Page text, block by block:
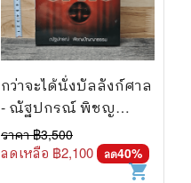
กว่าจะได้นั่งบัลลังก์ศาล
- ณัฐปกรณ์ พิชญ
ปัญญาธรรม
ราคา ฿3,500
ลดเหลือ ฿2,100 ลด40%
shopping_cart